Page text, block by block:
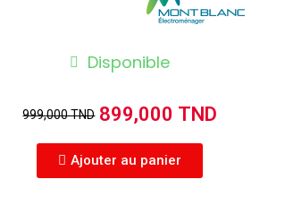
Disponible
999,000 TND 899,000 TND
Ajouter au panier